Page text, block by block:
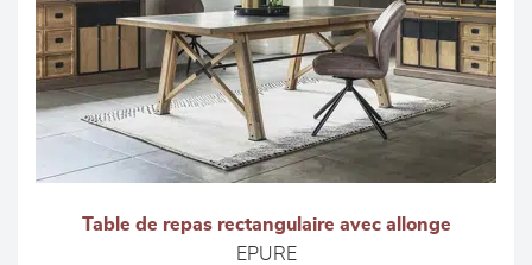
Table de repas rectangulaire avec allonge
EPURE